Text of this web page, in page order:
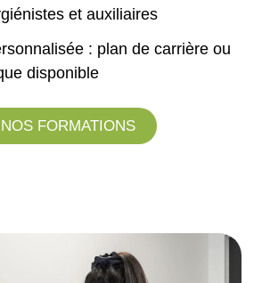
et auxiliaires
: plan de carrière ou
disponible
FORMATIONS